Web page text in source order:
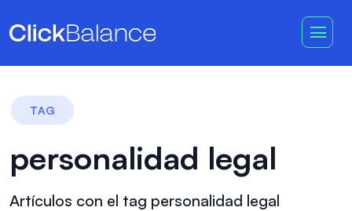
TAG
personalidad legal
Artículos con el tag personalidad legal